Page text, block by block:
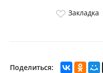
Закладка
Поделиться: